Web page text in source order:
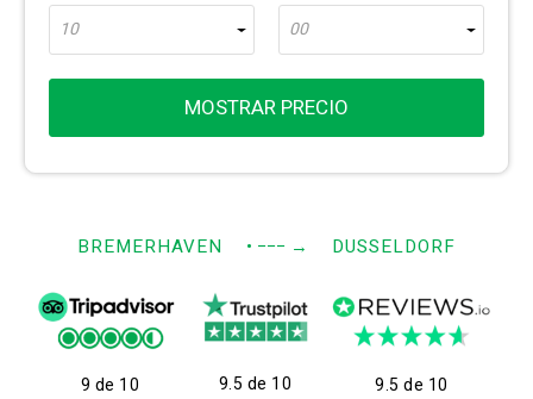
10
00
MOSTRAR PRECIO
BREMERHAVEN • −−− → DUSSELDORF
9 de 10 9.5 de 10 9.5 de 10